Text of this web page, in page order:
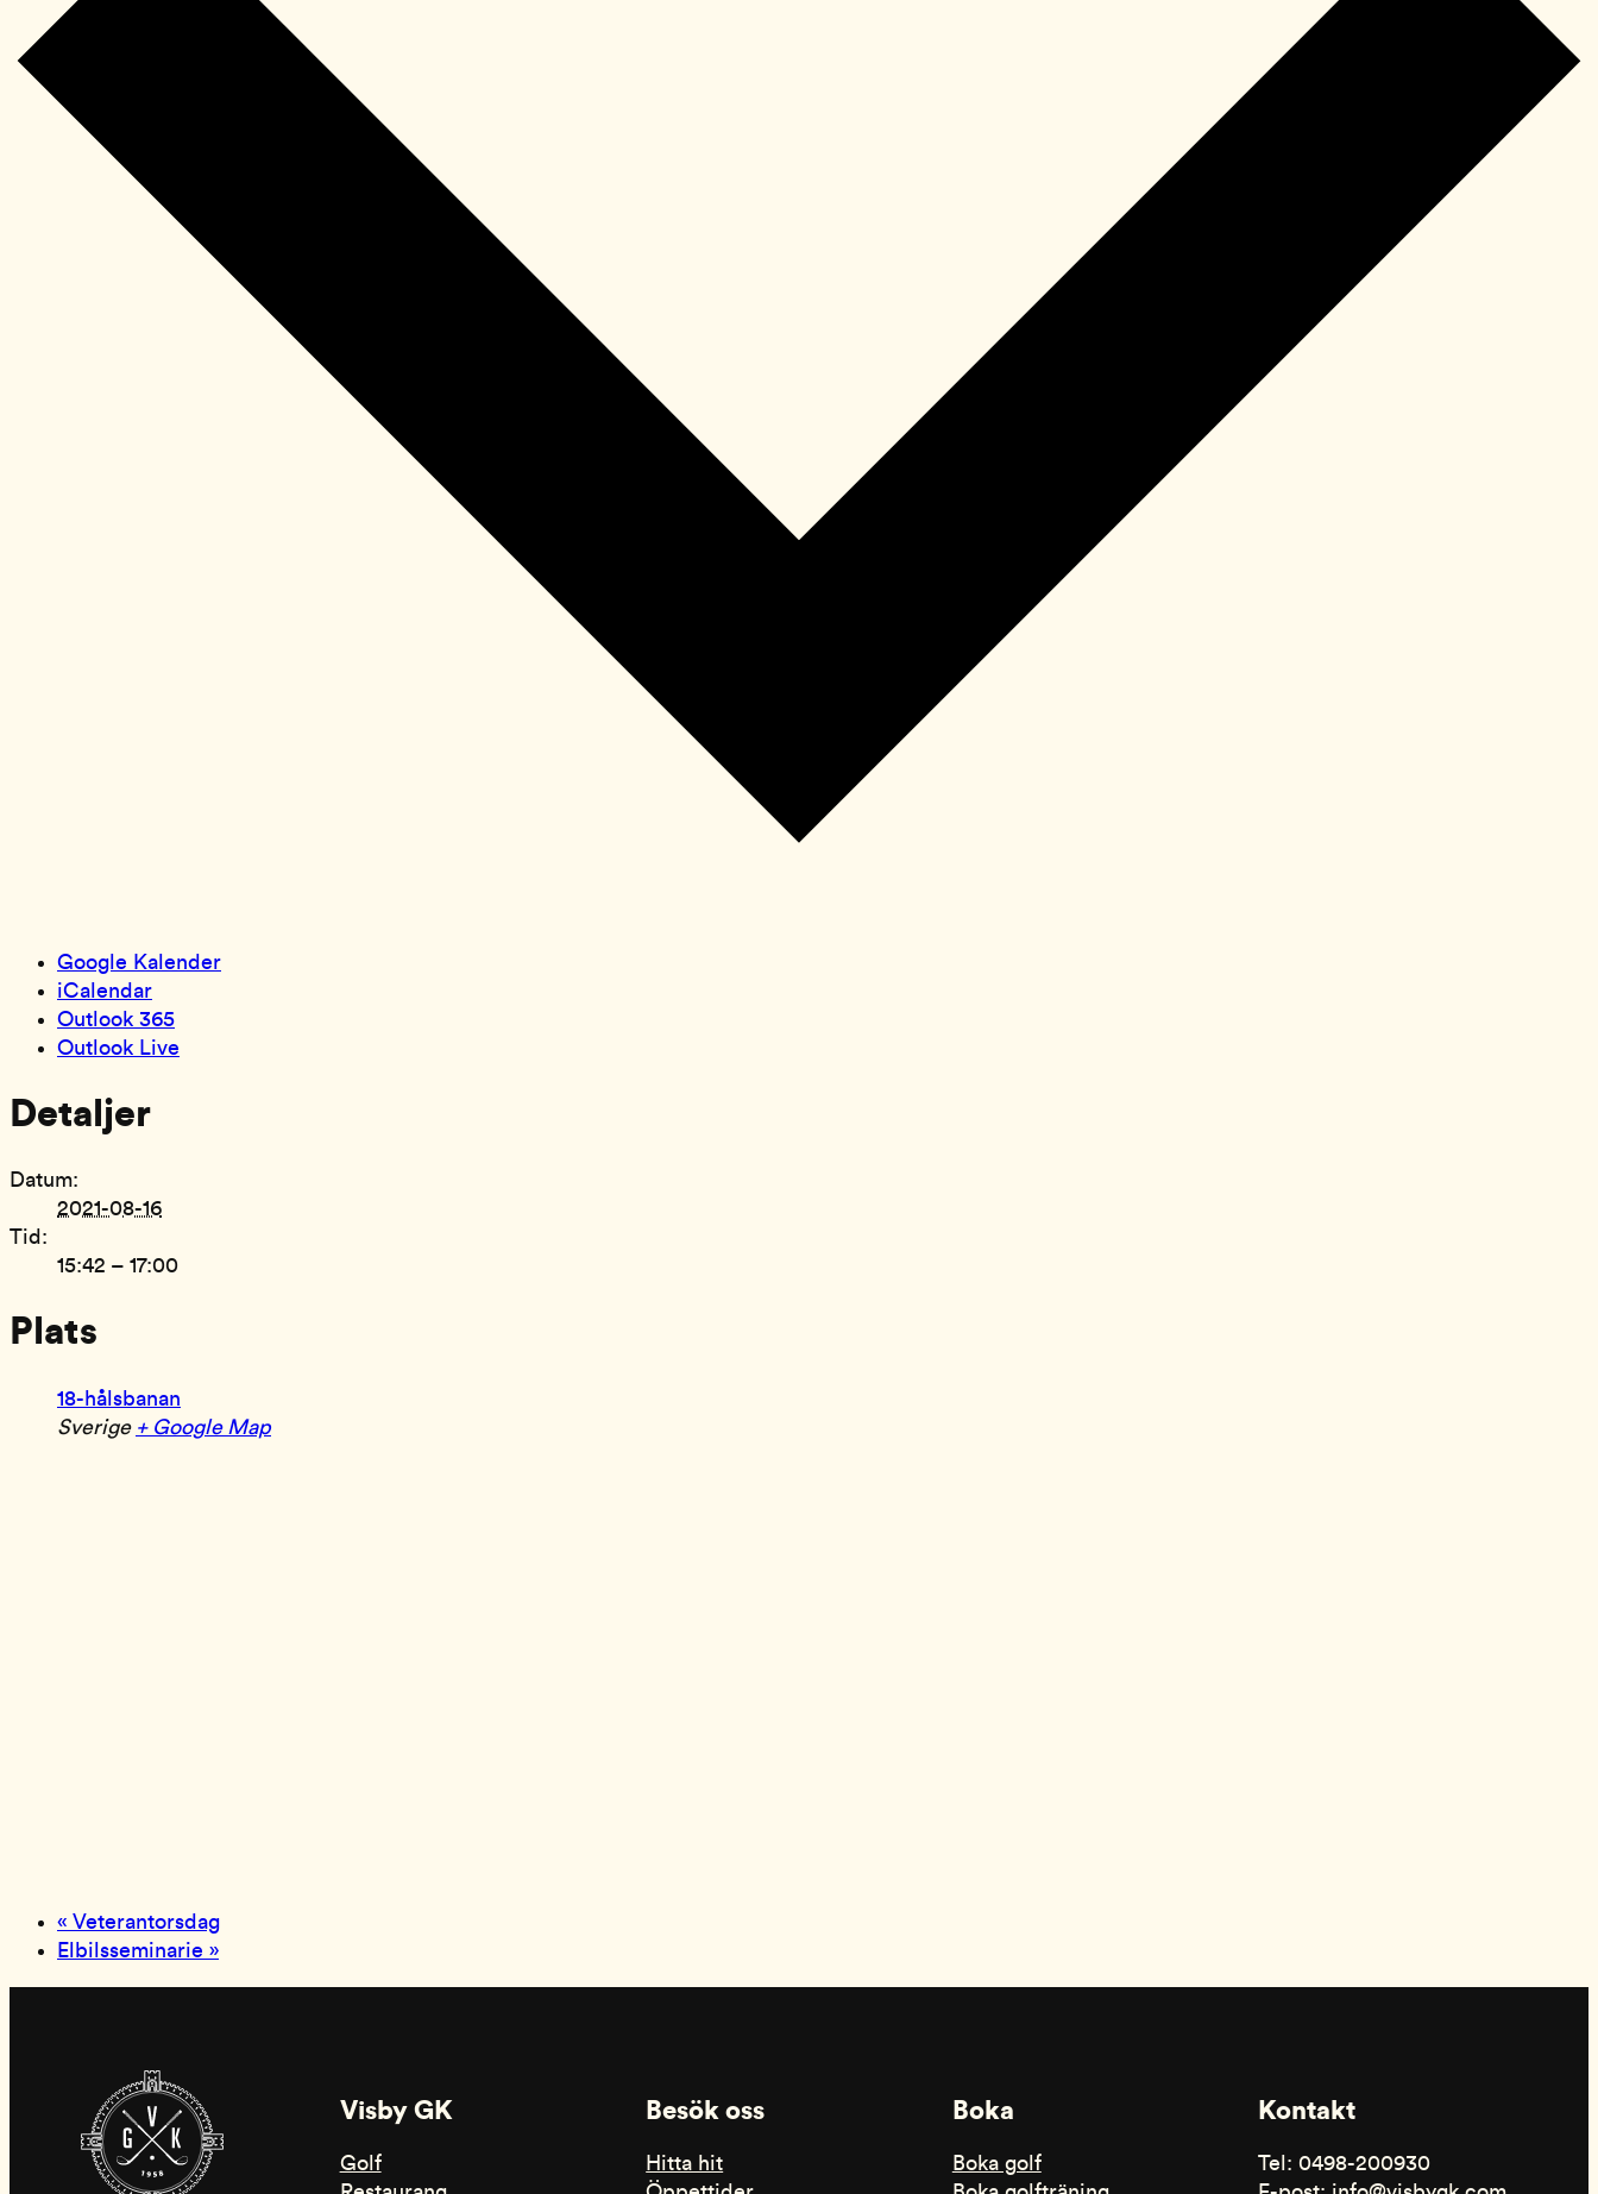
Google Kalender
iCalendar
Outlook 365
Outlook Live
Detaljer
Datum:
2021-08-16
Tid:
15:42 – 17:00
Plats
18-hålsbanan
Sverige + Google Map
« Veterantorsdag
Elbilsseminarie »
Visby GK
Golf
Besök oss
Hitta hit
Boka
Boka golf
Kontakt
Tel: 0498-200930